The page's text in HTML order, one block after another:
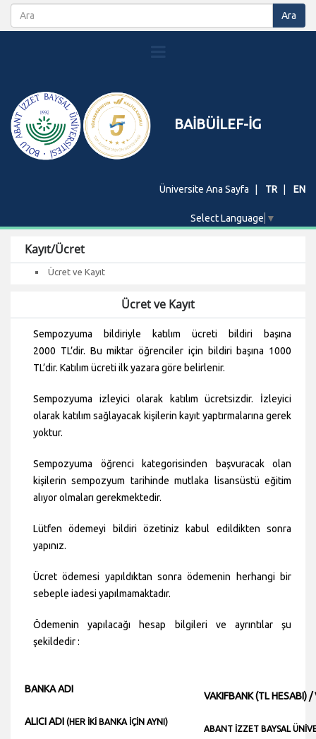
BAİBÜİLEF-İG
Üniversite Ana Sayfa TR EN
Select Language ▼
Kayıt/Ücret
Ücret ve Kayıt
Ücret ve Kayıt
Sempozyuma bildiriyle katılım ücreti bildiri başına
2000 TL’dir. Bu miktar öğrenciler için bildiri başına 1000
TL’dir. Katılım ücreti ilk yazara göre belirlenir.
Sempozyuma izleyici olarak katılım ücretsizdir. İzleyici
olarak katılım sağlayacak kişilerin kayıt yaptırmalarına gerek
yoktur.
Sempozyuma öğrenci kategorisinden başvuracak olan
kişilerin sempozyum tarihinde mutlaka lisansüstü eğitim
alıyor olmaları gerekmektedir.
Lütfen ödemeyi bildiri özetiniz kabul edildikten sonra
yapınız.
Ücret ödemesi yapıldıktan sonra ödemenin herhangi bir
sebeple iadesi yapılmamaktadır.
Ödemenin yapılacağı hesap bilgileri ve ayrıntılar şu
şekildedir :
BANKA ADI
ALICI ADI (HER İKİ BANKA İÇİN AYNI)
VAKIFBANK (TL HESABI) /
ABANT İZZET BAYSAL